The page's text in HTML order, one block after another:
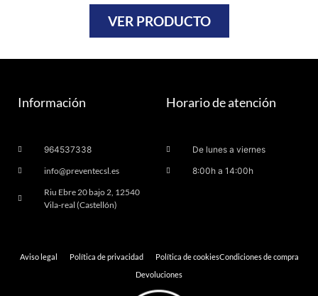
VER PRODUCTO
Información
964537338
info@preventecsl.es
Riu Ebre 20 bajo 2, 12540
Vila-real (Castellón)
Horario de atención
De lunes a viernes
8:00h a 14:00h
Aviso legal Política de privacidad Política de cookiesCondiciones de compra
Devoluciones